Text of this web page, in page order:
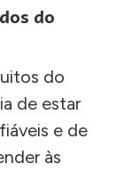
do
do
de estar
e de
às